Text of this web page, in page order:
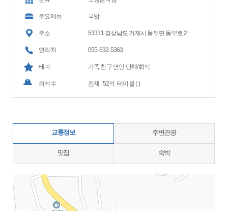
주요메뉴 국밥
주소 53331 경상남도 거제시 동부면 동부로 2
연락처 055-632-5363
테마 가족 친구 연인 단체/회식
좌석수 전제 : 52석 테이블 ( )
교통정보 주변관광
맛집 숙박
지도삽입 (가로100%)